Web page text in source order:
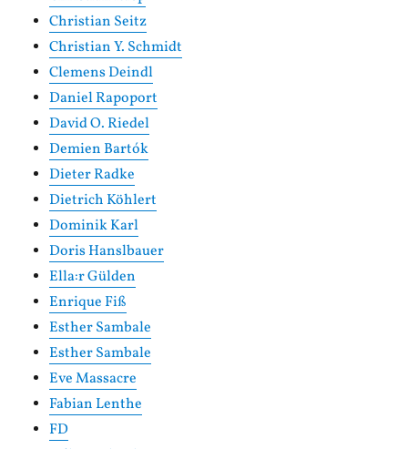
Christian Seitz
Christian Y. Schmidt
Clemens Deindl
Daniel Rapoport
David O. Riedel
Demien Bartók
Dieter Radke
Dietrich Köhlert
Dominik Karl
Doris Hanslbauer
Ella:r Gülden
Enrique Fiß
Esther Sambale
Esther Sambale
Eve Massacre
Fabian Lenthe
FD